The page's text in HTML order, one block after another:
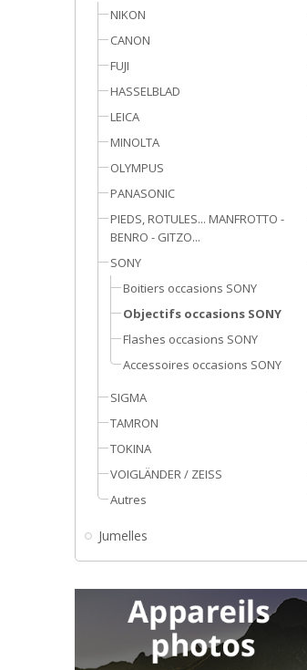
NIKON
CANON
FUJI
HASSELBLAD
LEICA
MINOLTA
OLYMPUS
PANASONIC
PIEDS, ROTULES... MANFROTTO -
BENRO - GITZO...
SONY
Boitiers occasions SONY
Objectifs occasions SONY
Flashes occasions SONY
Accessoires occasions SONY
SIGMA
TAMRON
TOKINA
VOIGLÄNDER / ZEISS
Autres
Jumelles